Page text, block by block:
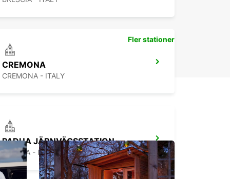
CREMONA
CREMONA - ITALY
PADUA JÄRNVÄGSSTATION
PADOVA - ITALY
Fler stationer